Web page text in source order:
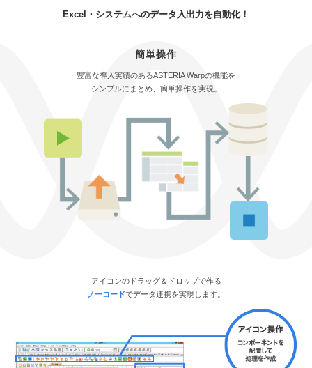
Excel・システムへのデータ入出力を自動化！
簡単操作
豊富な導入実績のあるASTERIA Warpの機能を
シンプルにまとめ、簡単操作を実現。
アイコンのドラッグ＆ドロップで作る
ノーコードでデータ連携を実現します。